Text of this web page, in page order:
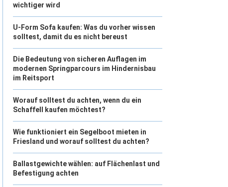
wichtiger wird
U-Form Sofa kaufen: Was du vorher wissen
solltest, damit du es nicht bereust
Die Bedeutung von sicheren Auflagen im
modernen Springparcours im Hindernisbau
im Reitsport
Worauf solltest du achten, wenn du ein
Schaffell kaufen möchtest?
Wie funktioniert ein Segelboot mieten in
Friesland und worauf solltest du achten?
Ballastgewichte wählen: auf Flächenlast und
Befestigung achten